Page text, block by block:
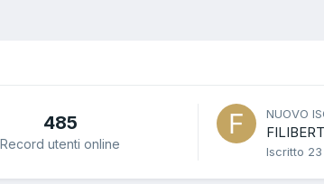
485
Record utenti online
NUOVO
Iscritto